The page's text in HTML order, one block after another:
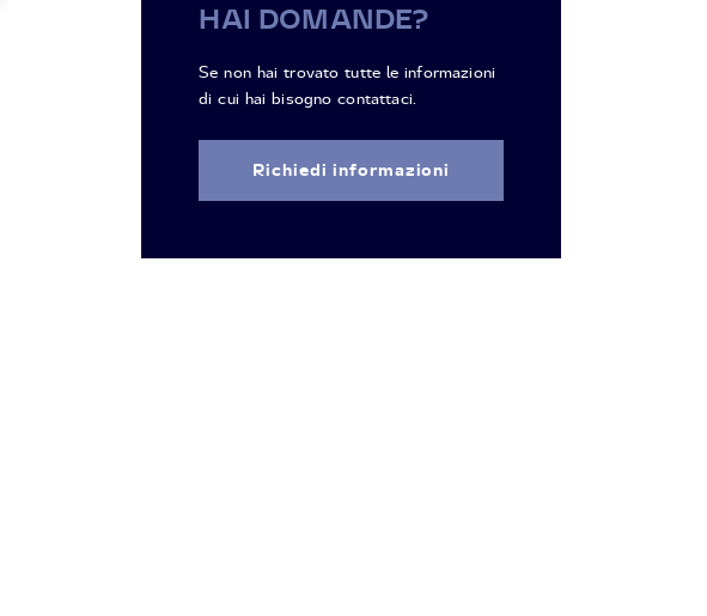
HAI DOMANDE?
Se non hai trovato tutte le informazioni
di cui hai bisogno contattaci.
Richiedi informazioni